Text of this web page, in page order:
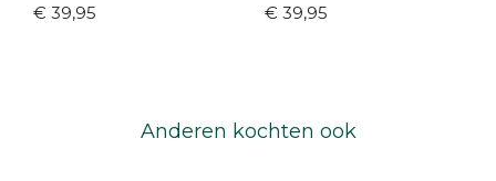
€ 39,95
€ 39,95
Anderen kochten ook